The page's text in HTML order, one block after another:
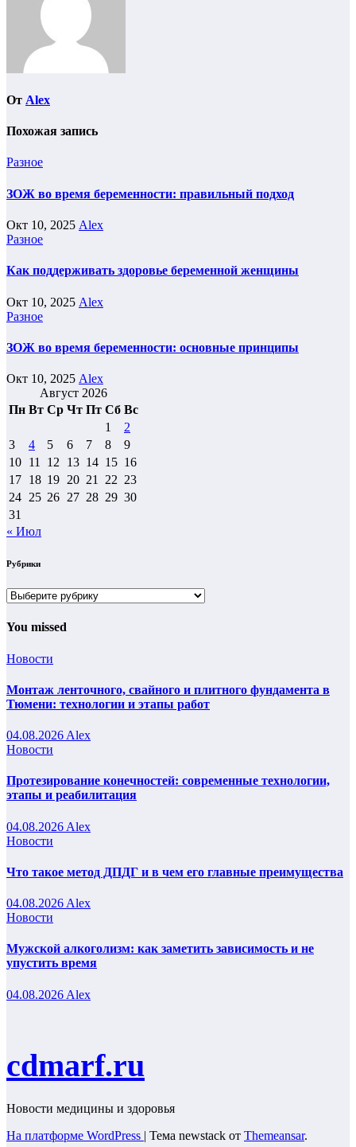
От Alex
Похожая запись
Разное
ЗОЖ во время беременности: правильный подход
Окт 10, 2025 Alex
Разное
Как поддерживать здоровье беременной женщины
Окт 10, 2025 Alex
Разное
ЗОЖ во время беременности: основные принципы
Окт 10, 2025 Alex
Август 2026
Пн Вт Ср Чт Пт Сб Вс
1
2
3
4 5 6 7 8
9
10 11 12 13 14 15 16
17 18 19 20 21 22 23
24 25 26 27 28 29 30
31
« Июл
Рубрики
Рубрики
You missed
Новости
Монтаж ленточного, свайного и плитного фундамента в
Тюмени: технологии и этапы работ
04.08.2026 Alex
Новости
Протезирование конечностей: современные технологии,
этапы и реабилитация
04.08.2026 Alex
Новости
Что такое метод ДПДГ и в чем его главные преимущества
04.08.2026 Alex
Новости
Мужской алкоголизм: как заметить зависимость и не
упустить время
04.08.2026 Alex
cdmarf.ru
Новости медицины и здоровья
На платформе WordPress | Тема newstack от Themeansar.